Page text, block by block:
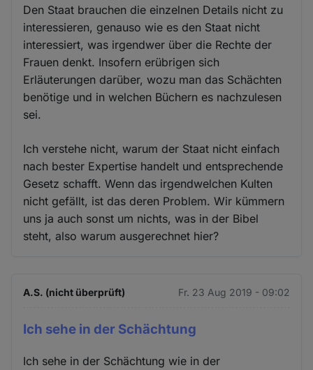
Den Staat brauchen die einzelnen Details nicht zu
interessieren, genauso wie es den Staat nicht
interessiert, was irgendwer über die Rechte der
Frauen denkt. Insofern erübrigen sich
Erläuterungen darüber, wozu man das Schächten
benötige und in welchen Büchern es nachzulesen
sei.
Ich verstehe nicht, warum der Staat nicht einfach
nach bester Expertise handelt und entsprechende
Gesetz schafft. Wenn das irgendwelchen Kulten
nicht gefällt, ist das deren Problem. Wir kümmern
uns ja auch sonst um nichts, was in der Bibel
steht, also warum ausgerechnet hier?
A.S. (nicht überprüft) Fr. 23 Aug 2019 - 09:02
Ich sehe in der Schächtung
Ich sehe in der Schächtung wie in der